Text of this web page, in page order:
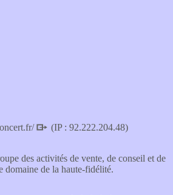
(IP : 92.222.204.48)
des activités de vente, de conseil et de
domaine de la haute-fidélité.